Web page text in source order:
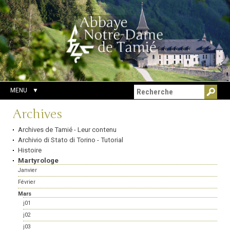
Aller
au
contenu.
|
Aller
à
la
navigation
Outils
personnels
Chercher par
Recherche
avancée…
MENU
Navigation
Archives
Archives de Tamié - Leur contenu
Archivio di Stato di Torino - Tutorial
Histoire
Martyrologe
Janvier
Février
Mars
j01
j02
j03